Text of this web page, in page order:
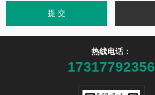
热线电话：
17317792356